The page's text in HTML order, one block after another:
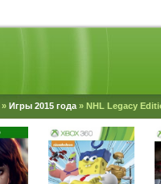
» Игры 2015 года » NHL Legacy